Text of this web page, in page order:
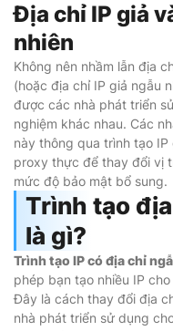
Địa chỉ IP giả
nhiên
Không nên nhầm lẫn địa
(hoặc địa chỉ IP giả ngẫu
được các nhà phát triển
nghiệm khác nhau. Các
này thông qua trình tạo
proxy thực để thay đổi vị
mức độ bảo mật bổ sung.
Trình tạo
là gì?
Trình tạo IP có địa chỉ
phép bạn tạo nhiều IP
Đây là cách thay đổi địa
nhà phát triển sử dụng